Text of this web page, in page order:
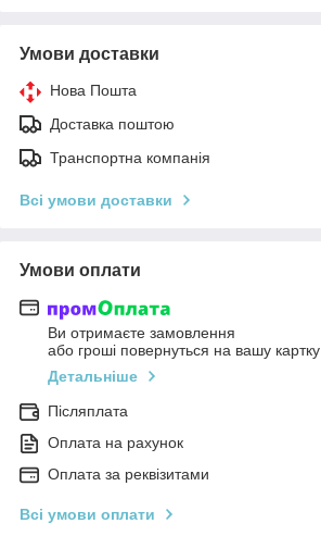
Умови доставки
Нова Пошта
Доставка поштою
Транспортна компанія
Всі умови доставки
Умови оплати
Ви отримаєте замовлення
або гроші повернуться на вашу картку
Детальніше
Післяплата
Оплата на рахунок
Оплата за реквізитами
Всі умови оплати